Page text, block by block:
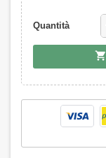
Quantità
shopping_cart